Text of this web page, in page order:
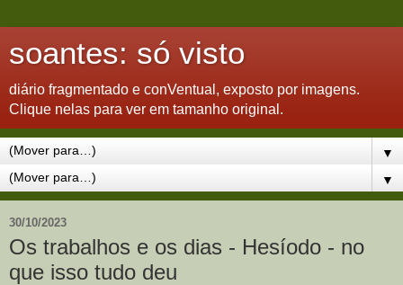
soantes: só visto
diário fragmentado e conVentual, exposto por imagens.
Clique nelas para ver em tamanho original.
▼
▼
30/10/2023
Os trabalhos e os dias - Hesíodo - no
que isso tudo deu